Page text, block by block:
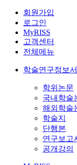
회원가입
로그인
MyRISS
고객센터
전체메뉴
학술연구정보
학위논문
국내학술
해외학술
학술지
단행본
연구보고
공개강의